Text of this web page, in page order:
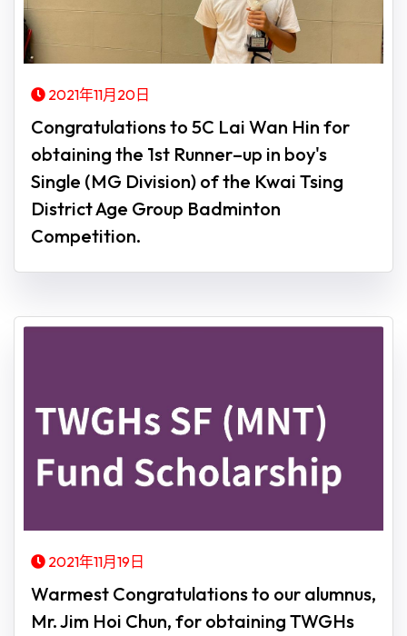
2021年11月20日
Congratulations to 5C Lai Wan Hin for
obtaining the 1st Runner–up in boy's
Single (MG Division) of the Kwai Tsing
District Age Group Badminton
Competition.
2021年11月19日
Warmest Congratulations to our alumnus,
Mr. Jim Hoi Chun, for obtaining TWGHs